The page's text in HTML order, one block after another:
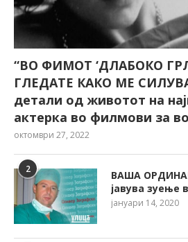
“ВО ФИМОТ ‘ДЛАБОКО
ГЛЕДАТЕ КАКО МЕ
детали од животот на
актерка во филмови за
октомври 27, 2022
2
ВАША
јавува зуење
јануари 14, 2020